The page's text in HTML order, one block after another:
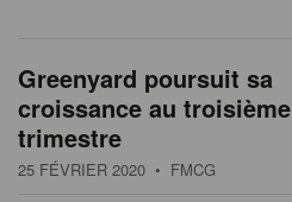
Greenyard poursuit sa
croissance au troisième
trimestre
25 FÉVRIER 2020 • FMCG